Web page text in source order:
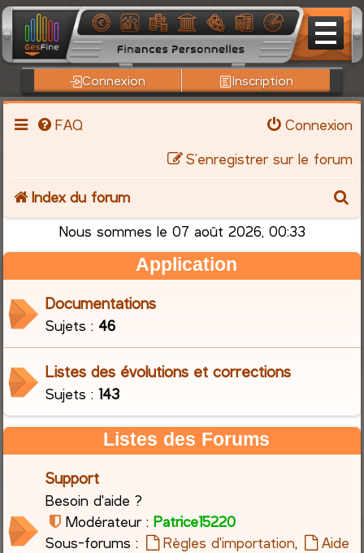
Connexion Inscription
FAQ
Connexion
S’enregistrer sur le forum
Index du forum
h
Nous sommes le 07 août 2026, 00:33
Application
Documentations
Sujets : 46
Listes des évolutions et corrections
Sujets :143
Listes des Forums
Support
Besoin d'aide ?
Modérateur : Patrice15220
Sous-forums :
Règles d'importation,
Aide